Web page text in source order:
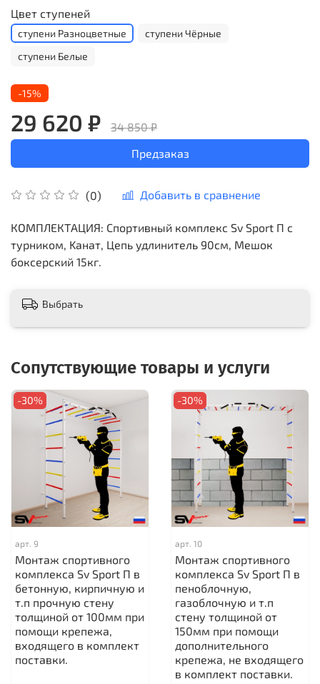
(0) Добавить в сравнение
Цвет ступеней
ступени Разноцветные
ступени Чёрные
ступени Белые
-15%
29 620 ₽
34 850 ₽
Предзаказ
КОМПЛЕКТАЦИЯ: Спортивный комплекс Sv Sport П с
турником, Kанат, Цепь удлинитель 90см, Мешок
боксерский 15кг.
Выбрать
Сопутствующие товары и услуги
-30%
арт. 9
Монтаж спортивного
комплекса Sv Sport П в
бетонную, кирпичную и
т.п прочную стену
толщиной от 100мм при
помощи крепежа,
входящего в комплект
поставки.
-30%
арт. 10
Монтаж спортивного
комплекса Sv Sport П в
пеноблочную,
газоблочную и т.п
стену толщиной от
150мм при помощи
дополнительного
крепежа, не входящего
в комплект поставки.